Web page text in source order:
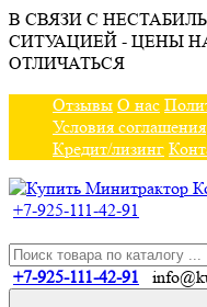
В СВЯЗИ С
СИТУАЦИЕЙ - ЦЕНЫ
ОТЛИЧАТЬСЯ
Отзывы О нас
Условия соглашения
Кредит/лизинг
+7-925-111-42-91
+7-925-111-42-91